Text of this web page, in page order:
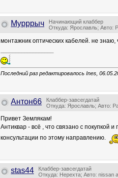
Мурррыч
Начинающий клаббер
Откуда: Ярославль; Авто:
монтажник оптических кабелей. не знаю,
Последний раз редактировалось Ines,
Антон66
Клаббер-завсегдатай
Откуда: Ярославль; Авто:
Привет Землякам!
Антиквар - всё , что связано с
консультации по этому направлению.
stas44
Клаббер-завсегдатай
Откуда: Нерехта; Авто: nissan